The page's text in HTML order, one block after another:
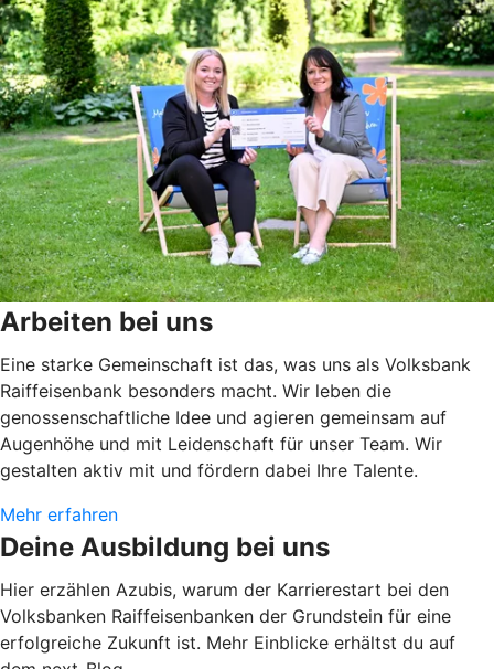
Arbeiten bei uns
Eine starke Gemeinschaft ist das, was uns als Volksbank
Raiffeisenbank besonders macht. Wir leben die
genossenschaftliche Idee und agieren gemeinsam auf
Augenhöhe und mit Leidenschaft für unser Team. Wir
gestalten aktiv mit und fördern dabei Ihre Talente.
Mehr erfahren
Deine Ausbildung bei uns
Hier erzählen Azubis, warum der Karrierestart bei den
Volksbanken Raiffeisenbanken der Grundstein für eine
erfolgreiche Zukunft ist. Mehr Einblicke erhältst du auf